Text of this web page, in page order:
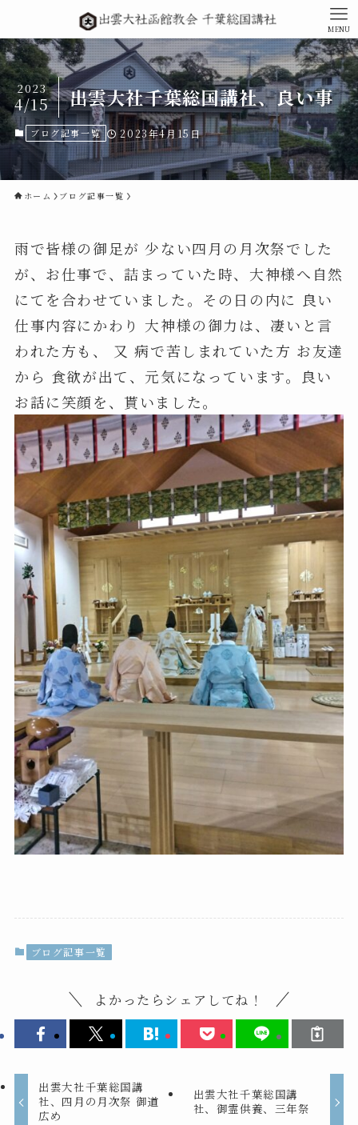
MENU
出雲大社千葉総国講社、良い事
2023
4/15
ブログ記事一覧 2023年4月15日
ホーム ブログ記事一覧
雨で皆様の御足が 少ない四月の月次祭でした
が、お仕事で、詰まっていた時、大神様へ自然
にてを合わせていました。その日の内に 良い
仕事内容にかわり 大神様の御力は、凄いと言
われた方も、 又 病で苦しまれていた方 お友達
から 食欲が出て、元気になっています。良い
お話に笑顔を、貰いました。
ブログ記事一覧
よかったらシェアしてね！
出雲大社千葉総国講
社、四月の月次祭 御道
広め
出雲大社千葉総国講
社、御霊供養、三年祭